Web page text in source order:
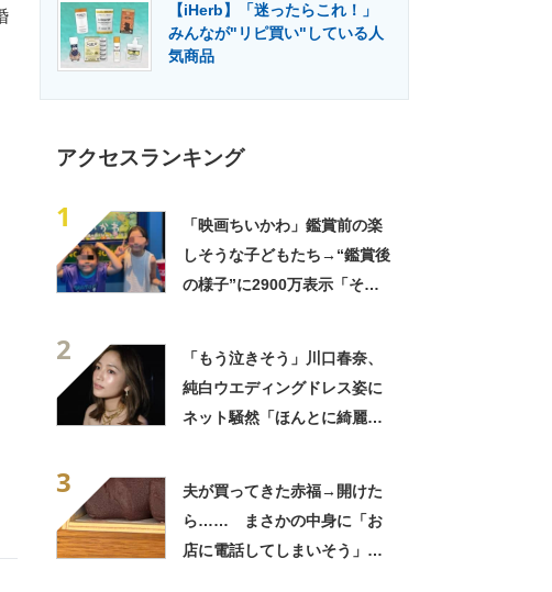
【iHerb】「迷ったらこれ！」
みんなが"リピ買い"している人
気商品
アクセスランキング
1
「映画ちいかわ」鑑賞前の楽
しそうな子どもたち→“鑑賞後
の様子”に2900万表示「そう
2
「もう泣きそう」川口春奈、
純白ウエディングドレス姿に
ネット騒然「ほんとに綺麗」
3
夫が買ってきた赤福→開けた
ら…… まさかの中身に「お
店に電話してしまいそう」